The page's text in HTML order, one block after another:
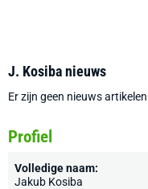
J. Kosiba nieuws
Er zijn geen nieuws
Profiel
Volledige naam:
Jakub Kosiba